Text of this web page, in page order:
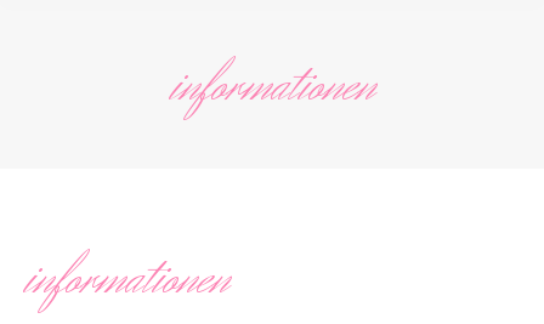
informationen
informationen